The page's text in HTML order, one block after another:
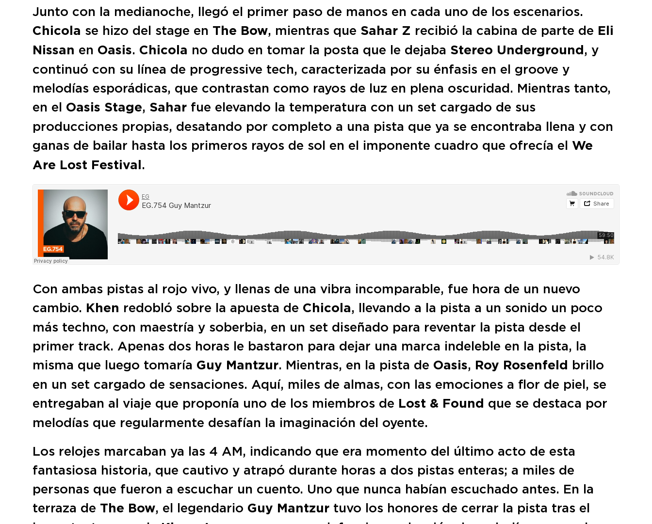
Junto con la medianoche, llegó el primer paso de manos en cada uno de los escenarios.
Chicola se hizo del stage en The Bow, mientras que Sahar Z recibió la cabina de parte de Eli
Nissan en Oasis. Chicola no dudo en tomar la posta que le dejaba Stereo Underground, y
continuó con su línea de progressive tech, caracterizada por su énfasis en el groove y
melodías esporádicas, que contrastan como rayos de luz en plena oscuridad. Mientras tanto,
en el Oasis Stage, Sahar fue elevando la temperatura con un set cargado de sus
producciones propias, desatando por completo a una pista que ya se encontraba llena y con
ganas de bailar hasta los primeros rayos de sol en el imponente cuadro que ofrecía el We
Are Lost Festival.
Con ambas pistas al rojo vivo, y llenas de una vibra incomparable, fue hora de un nuevo
cambio. Khen redobló sobre la apuesta de Chicola, llevando a la pista a un sonido un poco
más techno, con maestría y soberbia, en un set diseñado para reventar la pista desde el
primer track. Apenas dos horas le bastaron para dejar una marca indeleble en la pista, la
misma que luego tomaría Guy Mantzur. Mientras, en la pista de Oasis, Roy Rosenfeld brillo
en un set cargado de sensaciones. Aquí, miles de almas, con las emociones a flor de piel, se
entregaban al viaje que proponía uno de los miembros de Lost & Found que se destaca por
melodías que regularmente desafían la imaginación del oyente.
Los relojes marcaban ya las 4 AM, indicando que era momento del último acto de esta
fantasiosa historia, que cautivo y atrapó durante horas a dos pistas enteras; a miles de
personas que fueron a escuchar un cuento. Uno que nunca habían escuchado antes. En la
terraza de The Bow, el legendario Guy Mantzur tuvo los honores de cerrar la pista tras el